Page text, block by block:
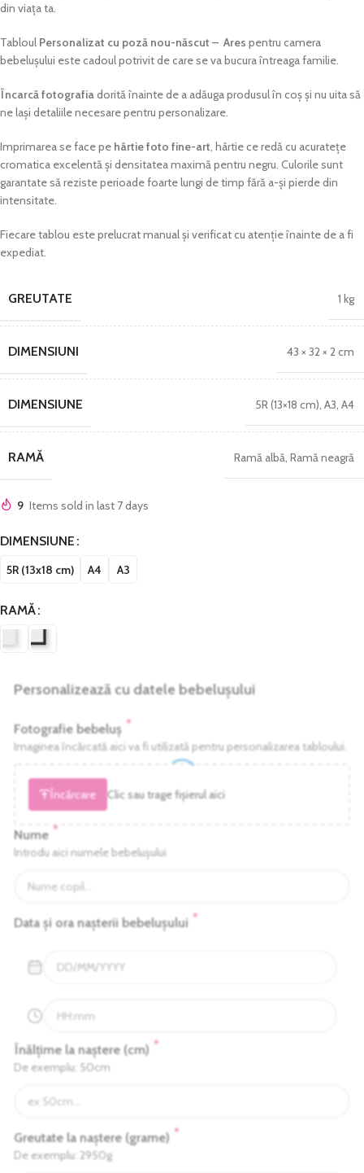
din viața ta.
Tabloul Personalizat cu poză nou-născut – Ares pentru camera
bebelușului este cadoul potrivit de care se va bucura întreaga familie.
Încarcă fotografiadorită înainte de a adăuga produsul în coș și nu uita să
ne lași detaliile necesare pentru personalizare.
Imprimarea se face pe hârtie foto fine-art, hârtie ce redă cu acuratețe
cromatica excelentă și densitatea maximă pentru negru. Culorile sunt
garantate să reziste perioade foarte lungi de timp fără a-și pierde din
intensitate.
Fiecare tablou este prelucrat manual și verificat cu atenție înainte de a fi
expediat.
GREUTATE 1 kg
DIMENSIUNI 43 × 32 × 2 cm
DIMENSIUNE 5R (13×18 cm), A3, A4
RAMĂ Ramă albă, Ramă neagră
9 Items sold in last 7 days
DIMENSIUNE
5R (13x18 cm) A4 A3
RAMĂ
Personalizează cu datele bebelușului
Fotografie bebeluș *
Imaginea încărcată aici va fi utilizată pentru personalizarea tabloului.
Încărcare Clic sau trage fișierul aici
Nume *
Introdu aici numele bebelușului
Data și ora nașterii bebelușului *
Înălțime la naștere (cm) *
De exemplu: 50cm
Greutate la naștere (grame) *
De exemplu: 2950g